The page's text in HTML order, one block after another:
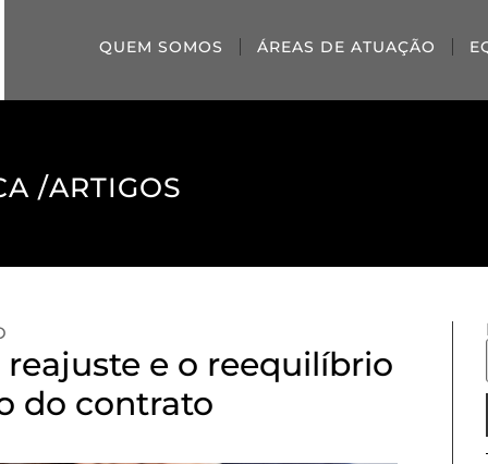
QUEM SOMOS ÁREAS DE ATUAÇÃO
/ARTIGOS
e o reequilíbrio
do contrato